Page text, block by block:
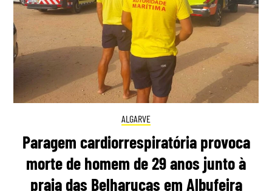
ALGARVE
Paragem cardiorrespiratória provoca
morte de homem de 29 anos junto à
praia das Belharucas em Albufeira